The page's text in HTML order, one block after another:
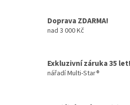
Doprava ZDARMA!
nad 3 000 Kč
Exkluzivní záruka 35 let!
nářadí Multi-Star®